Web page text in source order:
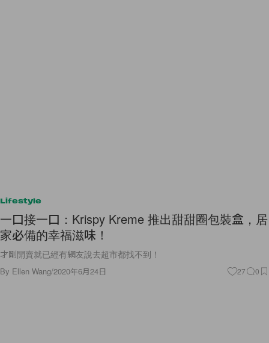
Lifestyle
一口接一口：Krispy Kreme 推出甜甜圈包裝盒，居
家必備的幸福滋味！
才剛開賣就已經有網友說去超市都找不到！
By Ellen Wang/2020年6月24日 27 0